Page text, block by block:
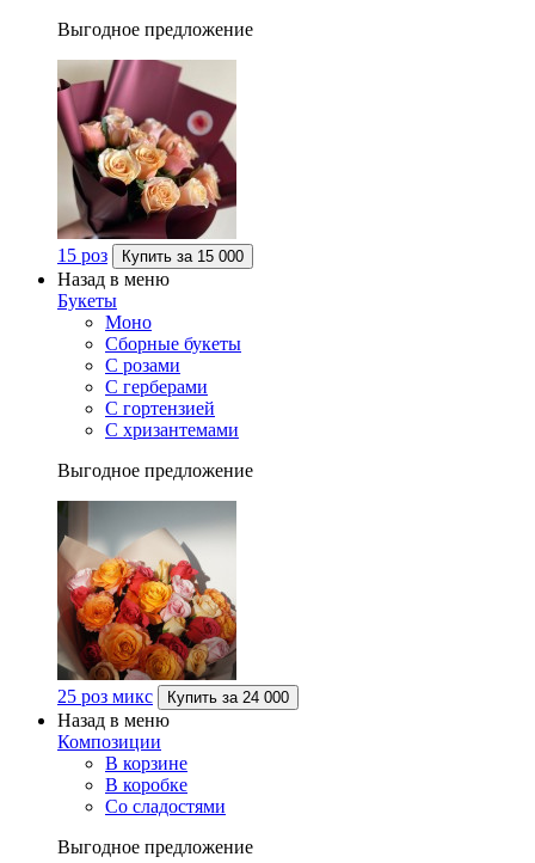
Выгодное предложение
15 роз Купить за 15 000
Назад в меню
Букеты
Моно
Сборные букеты
С розами
С герберами
С гортензией
С хризантемами
Выгодное предложение
25 роз микс Купить за 24 000
Назад в меню
Композиции
В корзине
В коробке
Со сладостями
Выгодное предложение